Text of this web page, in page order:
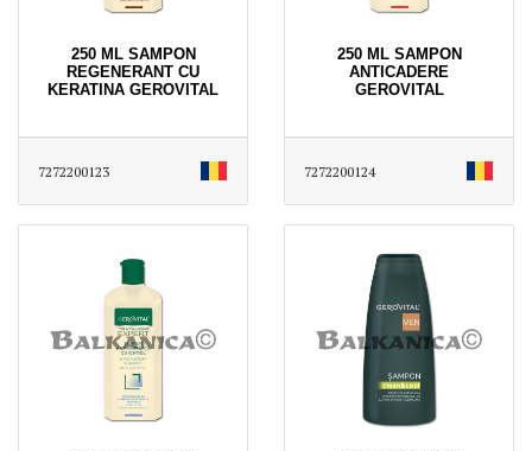
250 ML SAMPON
REGENERANT CU
KERATINA GEROVITAL
7272200123
250 ML SAMPON
ANTICADERE
GEROVITAL
7272200124